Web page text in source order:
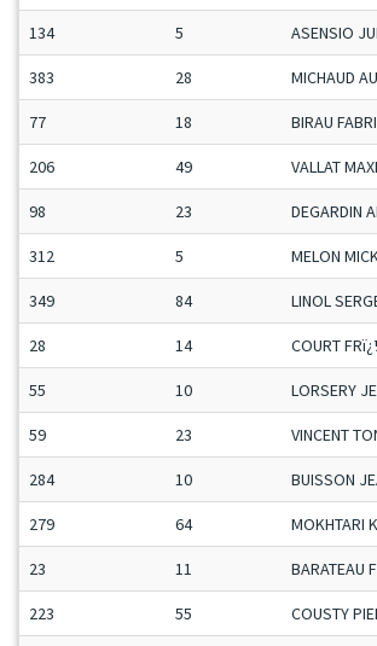
134 5 ASENSIO
383 28 MICHAUD
77 18 BIRAU
206 49 VALLAT
98 23 DEGARDIN
312 5 MELON
349 84 LINOL
28 14 COURT
55 10 LORSERY
59 23 VINCENT
284 10 BUISSON
279 64 MOKHTARI
23 11 BARATEAU
223 55 COUSTY